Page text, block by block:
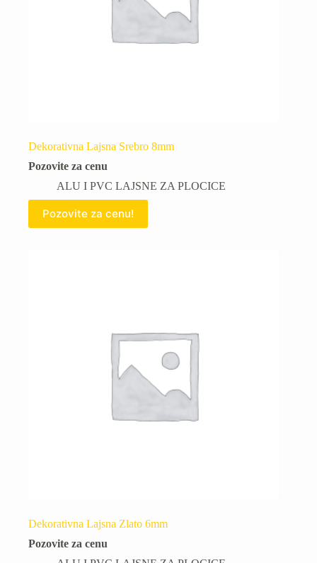
Dekorativna Lajsna Srebro 8mm
Pozovite za cenu
ALU I PVC LAJSNE ZA PLOCICE
Pozovite za cenu!
Dekorativna Lajsna Zlato 6mm
Pozovite za cenu